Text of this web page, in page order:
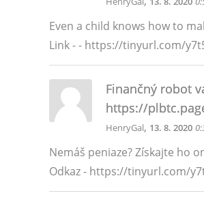
Even a child knows how to
Link - - https://tinyurl.com/
Finančný robot
https://
HenryGal, 13. 8. 2020
Nemáš peniaze? Získajte ho
Odkaz - https://tinyurl.com/